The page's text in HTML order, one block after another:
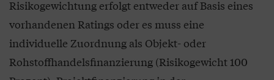
Risikogewichtung erfolgt entweder auf Basis eines
vorhandenen Ratings oder es muss eine
individuelle Zuordnung als Objekt- oder
Rohstoffhandelsfinanzierung (Risikogewicht 100